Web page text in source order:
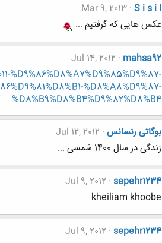
S i s i l
Mar 9, 2013
عکس هایی که گرفتیم ...
mahsa92
Jul 14, 2012
%D8%A8%D9%87-
%D8%B9%D8%B4%D9%82%D8%B4
بوگاتی رنسانس Jul 12, 2012
زندگی در سال 1400 شمسی ...
sepehr1234
Jul 9, 2012
kheiliam khoobe
sepehr1234
Jul 9, 2012